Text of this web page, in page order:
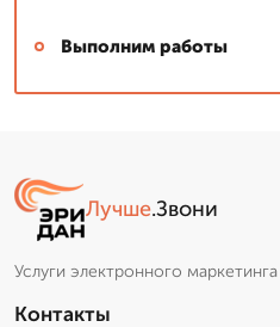
Выполним работы
Лучше.Звони
Услуги электронного
Контакты